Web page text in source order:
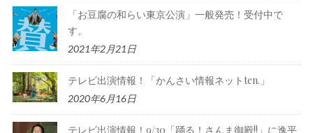
「お豆腐の和らい東京公演」一般発売！受付中で
す。
2021年2月21日
テレビ出演情報！「かんさい情報ネットten.」
2020年6月16日
テレビ出演情報！9/30「踊る！さんま御殿!!」に逸平